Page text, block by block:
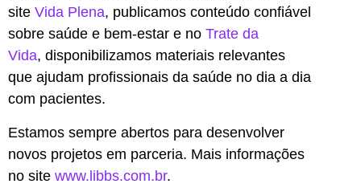
site Vida Plena, publicamos conteúdo confiável
sobre saúde e bem-estar e no Trate da
Vida, disponibilizamos materiais relevantes
que ajudam profissionais da saúde no dia a dia
com pacientes.
Estamos sempre abertos para desenvolver
novos projetos em parceria. Mais informações
no site www.libbs.com.br.